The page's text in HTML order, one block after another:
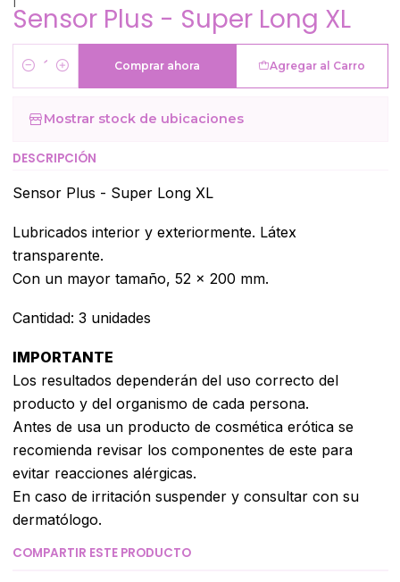
Sensor Plus - Super Long XL
Cantidad
Agregar al Carro
Comprar ahora
Mostrar stock de ubicaciones
DESCRIPCIÓN
Sensor Plus - Super Long XL
Lubricados interior y exteriormente. Látex
transparente.
Con un mayor tamaño, 52 x 200 mm.
Cantidad: 3 unidades
IMPORTANTE
Los resultados dependerán del uso correcto del
producto y del organismo de cada persona.
Antes de usa un producto de cosmética erótica se
recomienda revisar los componentes de este para
evitar reacciones alérgicas.
En caso de irritación suspender y consultar con su
dermatólogo.
COMPARTIR ESTE PRODUCTO